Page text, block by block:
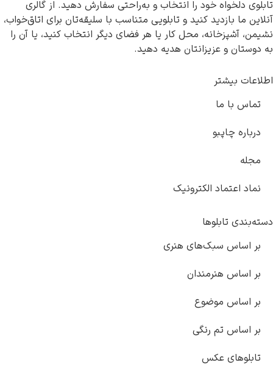
خود را انتخاب و به‌راحتی سفارش دهید. از گالری
کنید و تابلویی متناسب با سلیقه‌تان برای اتاق‌خواب،
محل کار یا هر فضای دیگر انتخاب کنید، یا آن را
هدیه دهید.
الکترونیک
هنری
رنگی
عکس